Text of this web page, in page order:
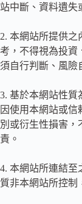
站中斷、資料遺失
2. 本網站所提供
考，不得視為投資
須自行判斷、風險
3. 基於本網站性質
因使用本網站或
別或衍生性損害，
責。
4. 本網站所連結至
質非本網站所控制